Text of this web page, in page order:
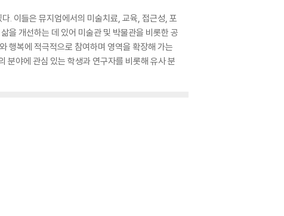
. 이들은 뮤지엄에서의 미술치료, 교육, 접근성, 포
을 개선하는 데 있어 미술관 및 박물관을 비롯한 공
행복에 적극적으로 참여하며 영역을 확장해 가는
분야에 관심 있는 학생과 연구자를 비롯해 유사 분